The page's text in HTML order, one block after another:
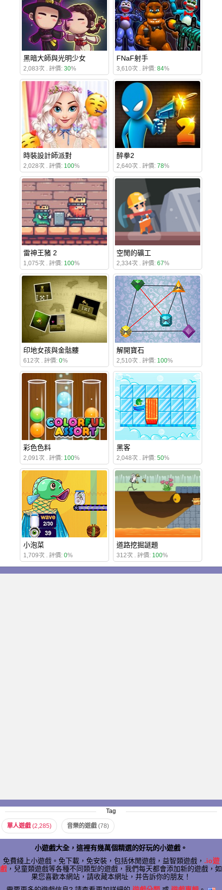
黑暗大師與光明少女
2,083次 . 評價: 30%
FNaF射手
3,610次 . 評價: 84%
時裝設計師派對
2,028次 . 評價: 100%
醉拳2
2,640次 . 評價: 78%
雷神王豬 2
1,075次 . 評價: 100%
空閒的礦工
2,334次 . 評價: 67%
印地女孩與金骷髏
612次 . 評價: 0%
解開寶石
2,510次 . 評價: 100%
彩色色料
2,091次 . 評價: 100%
黑客
2,048次 . 評價: 50%
小泡菜
1,709次 . 評價: 0%
道路挖掘謎題
312次 . 評價: 100%
Tag
單人遊戲 (2,285) 音樂的遊戲 (78)
小遊戲大全，這裡有幾萬個精選的好玩的小遊戲。
免費綫上小遊戲。免下載，免安裝，包括休閒遊戲，益智類遊戲， .io遊
戲 ，兒童類遊戲等各種不同類型的遊戲，我們每天都會添加新的遊戲，如
果您喜歡本網站，請收藏本網址，并告訴你的朋友！